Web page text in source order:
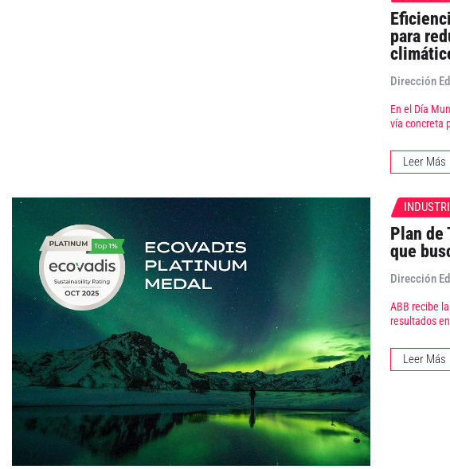
para
Dirección
En el Día
vía concreta
Leer Más
Plan de
que
Dirección
ABB recibe
resultados
Leer Más